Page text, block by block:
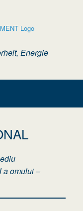
Energie
a omului –